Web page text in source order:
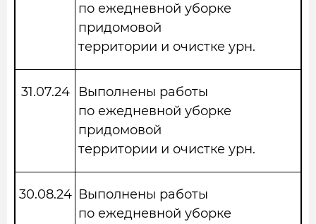
по ежедневной уборке
придомовой
территории и очистке урн.
31.07.24
Выполнены работы
по ежедневной уборке
придомовой
территории и очистке урн.
30.08.24 Выполнены работы
по ежедневной уборке